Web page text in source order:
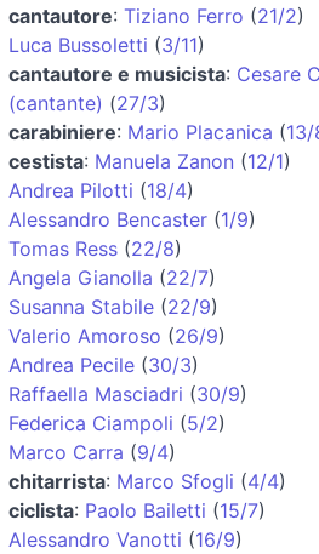
cantautore: Tiziano Ferro (21/2)
Luca Bussoletti (3/11)
cantautore e musicista: Cesare
(cantante) (27/3)
carabiniere: Mario Placanica (13/
cestista: Manuela Zanon (12/1)
Andrea Pilotti (18/4)
Alessandro Bencaster (1/9)
Tomas Ress (22/8)
Angela Gianolla (22/7)
Susanna Stabile (22/9)
Valerio Amoroso (26/9)
Andrea Pecile (30/3)
Raffaella Masciadri (30/9)
Federica Ciampoli (5/2)
Marco Carra (9/4)
chitarrista: Marco Sfogli (4/4)
ciclista: Paolo Bailetti (15/7)
Alessandro Vanotti (16/9)